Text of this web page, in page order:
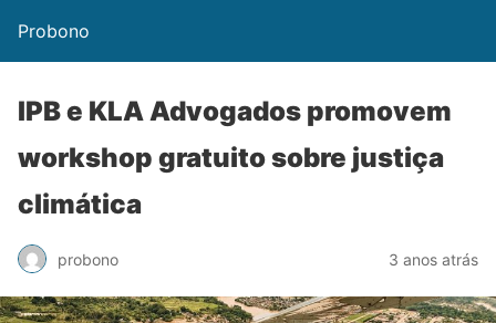
Probono
IPB e KLA Advogados promovem
workshop gratuito sobre justiça
climática
probono 3 anos atrás